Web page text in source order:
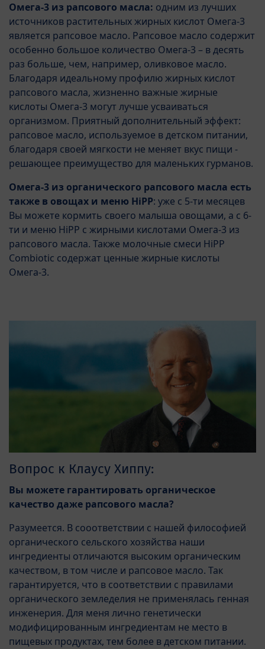
Омега-3 из рапсового масла: одним из лучших
источников растительных жирных кислот Омега-3
является рапсовое масло. Рапсовое масло содержит
особенно большое количество Омега-3 – в десять
раз больше, чем, например, оливковое масло.
Благодаря идеальному профилю жирных кислот
рапсового масла, жизненно важные жирные
кислоты Омега-3 могут лучше усваиваться
организмом. Приятный дополнительный эффект:
рапсовое масло, используемое в детском питании,
благодаря своей мягкости не меняет вкус пищи -
решающее преимущество для маленьких гурманов.
Омега-3 из органического рапсового масла есть
также в овощах и меню HiPP: уже с 5-ти месяцев
Вы можете кормить своего малыша овощами, а с 6-
ти и меню HiPP с жирными кислотами Омега-3 из
рапсового масла. Также молочные смеси HiPP
Combiotic содержат ценные жирные кислоты
Омега-3.
Вопрос к Клаусу Хиппу:
Вы можете гарантировать органическое
качество даже рапсового масла?
Разумеется. В сооответствии с нашей философией
органического сельского хозяйства наши
ингредиенты отличаются высоким органическим
качеством, в том числе и рапсовое масло. Так
гарантируется, что в соответствии с правилами
органического земледелия не применялась генная
инженерия. Для меня лично генетически
модифицированным ингредиентам не место в
пищевых продуктах, тем более в детском питании.